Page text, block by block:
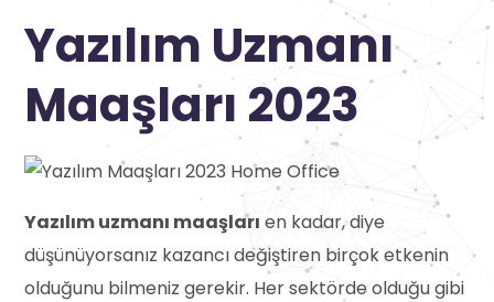
Yazılım Uzmanı
Maaşları 2023
Yazılım uzmanı maaşları en kadar, diye
düşünüyorsanız kazancı değiştiren birçok etkenin
olduğunu bilmeniz gerekir. Her sektörde olduğu gibi